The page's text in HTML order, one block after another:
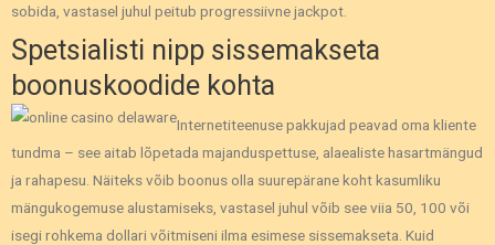
sobida, vastasel juhul peitub progressiivne jackpot.
Spetsialisti nipp sissemakseta
boonuskoodide kohta
Internetiteenuse pakkujad peavad oma kliente
tundma – see aitab lõpetada majanduspettuse, alaealiste hasartmängud
ja rahapesu. Näiteks võib boonus olla suurepärane koht kasumliku
mängukogemuse alustamiseks, vastasel juhul võib see viia 50, 100 või
isegi rohkema dollari võitmiseni ilma esimese sissemakseta. Kuid